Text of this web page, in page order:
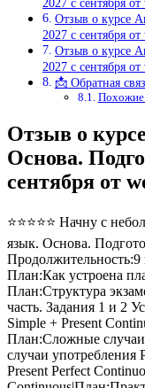
2027 с сентября
Отзыв о курсе
2027 с сентября
Отзыв о курсе
2027 с сентября
📩 Обратная
Отзыв о
Основа.
сентября от
⭐⭐⭐⭐⭐ Начну с
язык. Основа.
Продолжительность:9
План:Как устроена
План:Структура
часть. Задания 1 и 2
Simple + Present
План:Сложные случаи
случаи употребления
Present Perfect